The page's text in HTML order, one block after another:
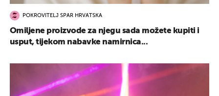
POKROVITELJ SPAR HRVATSKA
Omiljene proizvode za njegu sada možete kupiti i
usput, tijekom nabavke namirnica...